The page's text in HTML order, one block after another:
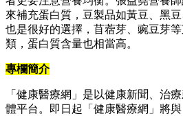
來補充蛋白質，豆製品如黃豆、黑
也是很好的選擇，苜蓿芽、豌豆芽
類，蛋白質含量也相當高。
專欄簡介
「健康醫療網」是以健康新聞、治
體平台。即日起「健康醫療網」將